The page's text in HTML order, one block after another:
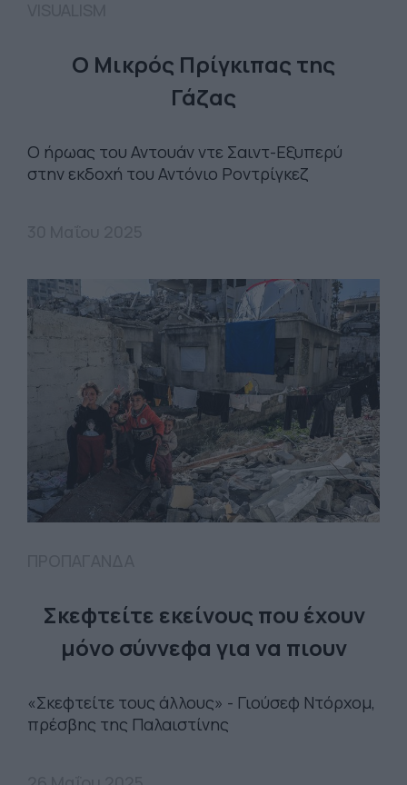
Ο Μικρός Πρίγκιπας της
Γάζας
Ο ήρωας του Αντουάν ντε Σαιντ-Εξυπερύ
στην εκδοχή του Αντόνιο Ροντρίγκεζ
Σκεφτείτε εκείνους που έχουν
μόνο σύννεφα για να πιουν
«Σκεφτείτε τους άλλους» - Γιούσεφ Ντόρχομ,
πρέσβης της Παλαιστίνης